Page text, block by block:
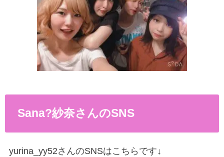
Sana?紗奈さんのSNS
yurina_yy52さんのSNSはこちらです↓